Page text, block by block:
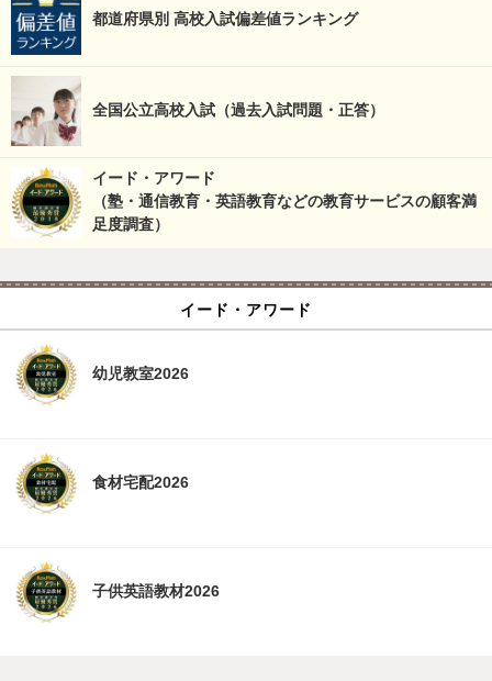
都道府県別 高校入試偏差値ランキング
全国公立高校入試（過去入試問題・正答）
イード・アワード
（塾・通信教育・英語教育などの教育サービスの顧客満
足度調査）
イード・アワード
幼児教室2026
食材宅配2026
子供英語教材2026